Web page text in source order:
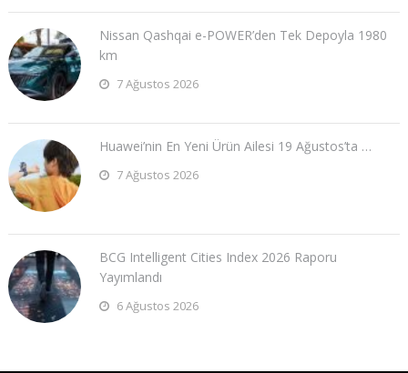
Nissan Qashqai e-POWER’den Tek Depoyla 1980
km
7 Ağustos 2026
Huawei’nin En Yeni Ürün Ailesi 19 Ağustos’ta …
7 Ağustos 2026
BCG Intelligent Cities Index 2026 Raporu
Yayımlandı
6 Ağustos 2026